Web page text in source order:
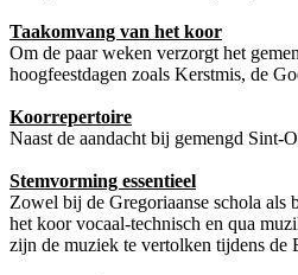
Taakomvang van het koor
Om de paar weken verzorgt het
hoogfeestdagen zoals Kerstmis, de
Koorrepertoire
Naast de aandacht bij gemengd Sint-
Stemvorming essentieel
Zowel bij de Gregoriaanse schola als
het koor vocaal-technisch en qua
zijn de muziek te vertolken tijdens de